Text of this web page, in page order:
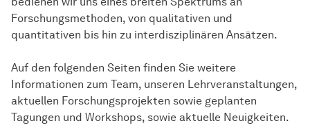
Forschungsmethoden, von qualitativen und
quantitativen bis hin zu interdisziplinären Ansätzen.
Auf den folgenden Seiten finden Sie weitere
Informationen zum Team, unseren Lehrveranstaltungen,
aktuellen Forschungsprojekten sowie geplanten
Tagungen und Workshops, sowie aktuelle Neuigkeiten.